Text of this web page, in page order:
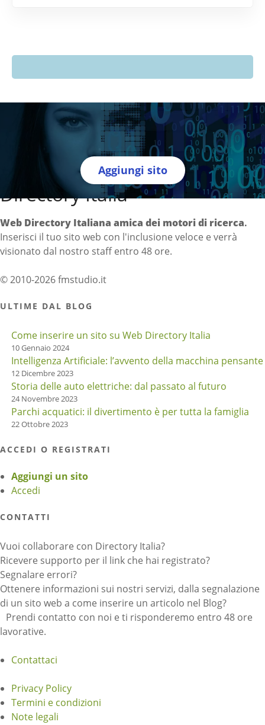
Aggiungi sito
Directory Italia
Web Directory Italiana amica dei motori di ricerca.
Inserisci il tuo sito web con l'inclusione veloce e verrà
visionato dal nostro staff entro 48 ore.
© 2010-2026 fmstudio.it
ULTIME DAL BLOG
Come inserire un sito su Web Directory Italia
10 Gennaio 2024
Intelligenza Artificiale: l’avvento della macchina pensante
12 Dicembre 2023
Storia delle auto elettriche: dal passato al futuro
24 Novembre 2023
Parchi acquatici: il divertimento è per tutta la famiglia
22 Ottobre 2023
ACCEDI O REGISTRATI
Aggiungi un sito
Accedi
CONTATTI
Vuoi collaborare con Directory Italia?
Ricevere supporto per il link che hai registrato?
Segnalare errori?
Ottenere informazioni sui nostri servizi, dalla segnalazione
di un sito web a come inserire un articolo nel Blog?
Prendi contatto con noi e ti risponderemo entro 48 ore
lavorative.
Contattaci
Privacy Policy
Termini e condizioni
Note legali